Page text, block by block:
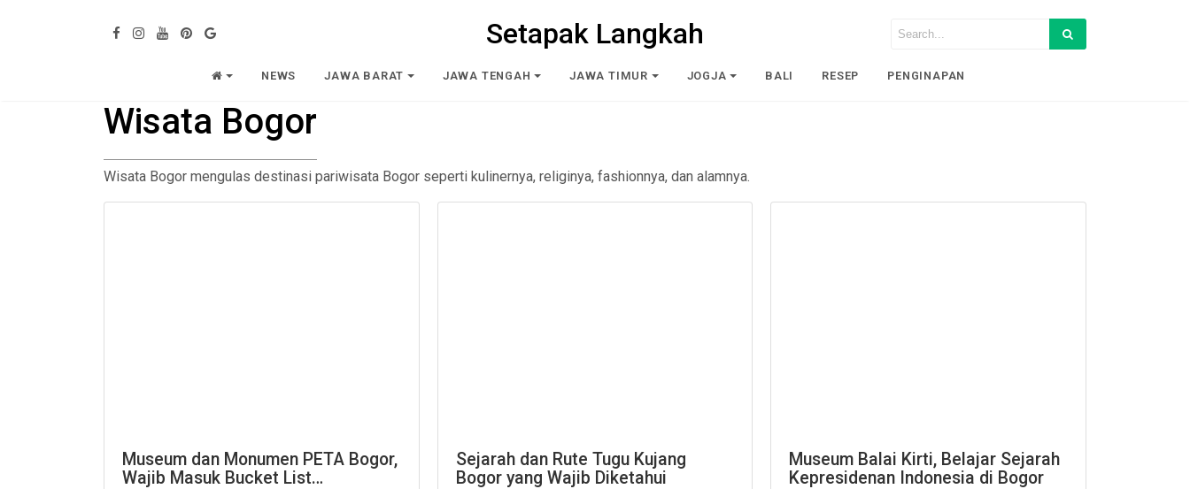
Setapak Langkah
NEWS JAWA BARAT JAWA TENGAH JAWA TIMUR JOGJA BALI RESEP PENGINAPAN
Wisata Bogor
Wisata Bogor mengulas destinasi pariwisata Bogor seperti kulinernya, religinya, fashionnya, dan alamnya.
Museum dan Monumen PETA Bogor,
Wajib Masuk Bucket List…
Sejarah dan Rute Tugu Kujang
Bogor yang Wajib Diketahui
Museum Balai Kirti, Belajar Sejarah
Kepresidenan Indonesia di Bogor